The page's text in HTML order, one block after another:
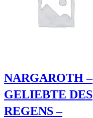
NARGAROTH –
GELIEBTE DES
REGENS –